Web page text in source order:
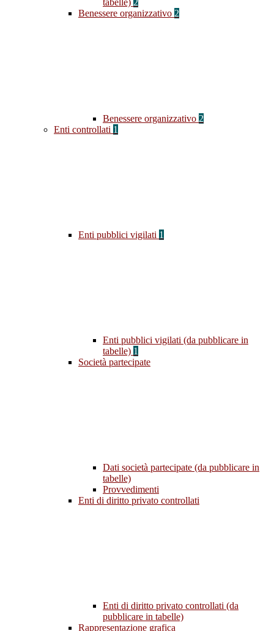
tabelle) 2
Benessere organizzativo 2
Benessere organizzativo 2
Enti controllati 1
Enti pubblici vigilati 1
Enti pubblici vigilati (da pubblicare in
tabelle) 1
Società partecipate
Dati società partecipate (da pubblicare in
tabelle)
Provvedimenti
Enti di diritto privato controllati
Enti di diritto privato controllati (da
pubblicare in tabelle)
Rappresentazione grafica